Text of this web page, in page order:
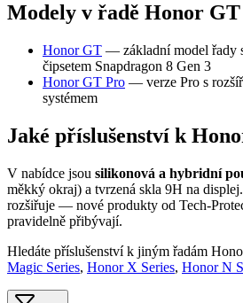
Modely v řadě Honor GT
Honor GT — základní model řady
čipsetem Snapdragon 8 Gen 3
Honor GT Pro — verze Pro s
systémem
Jaké příslušenství k
V nabídce jsou silikonová a hybridní
měkký okraj) a tvrzená skla 9H na
rozšiřuje — nové produkty od Tech-
pravidelně přibývají.
Hledáte příslušenství k jiným řadám
Magic Series, Honor X Series, Honor N